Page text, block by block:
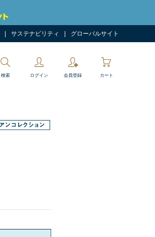
サステナビリティ グローバルサイト
検索 ログイン 会員登録 カート